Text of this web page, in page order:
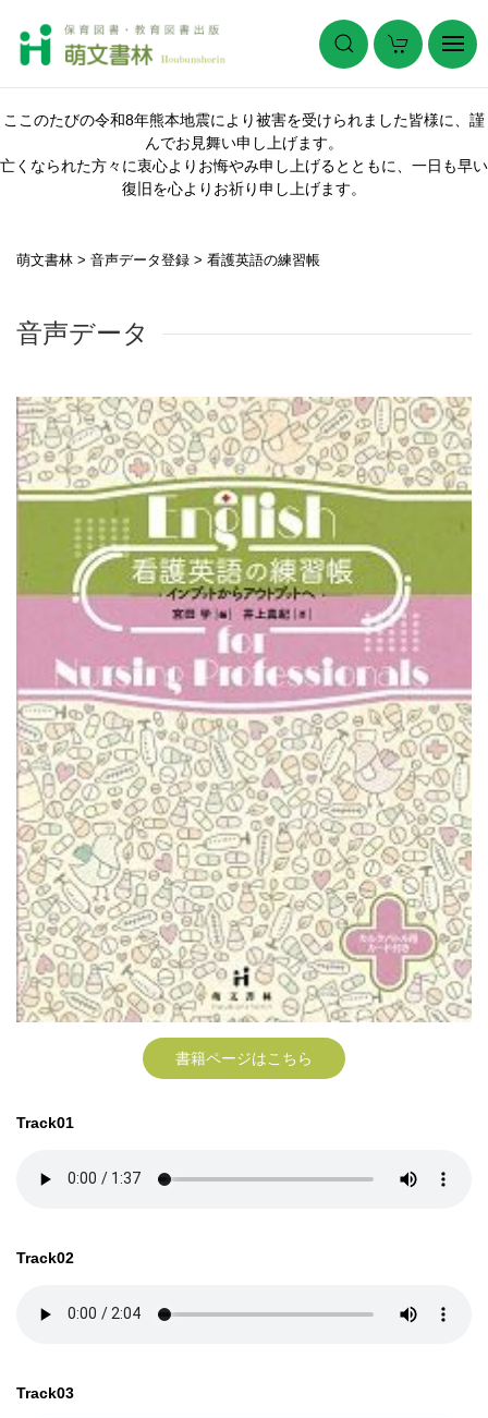
ここのたびの令和8年熊本地震により被害を受けられました皆様に、謹
んでお見舞い申し上げます。
亡くなられた方々に衷心よりお悔やみ申し上げるとともに、一日も早い
復旧を心よりお祈り申し上げます。
萌文書林 > 音声データ登録 > 看護英語の練習帳
音声データ
書籍ページはこちら
Track01
Track02
Track03